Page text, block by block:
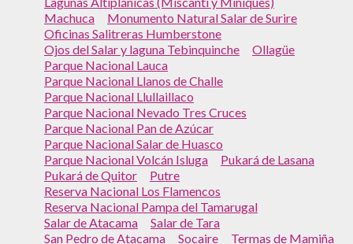
Machuca
Monumento Natural Salar de Surire
Oficinas Salitreras Humberstone
Ojos del Salar y laguna Tebinquinche
Ollagüe
Parque Nacional Lauca
Parque Nacional Llanos de Challe
Parque Nacional Llullaillaco
Parque Nacional Nevado Tres Cruces
Parque Nacional Pan de Azúcar
Parque Nacional Salar de Huasco
Parque Nacional Volcán Isluga
Pukará de Lasana
Pukará de Quitor
Putre
Reserva Nacional Los Flamencos
Reserva Nacional Pampa del Tamarugal
Salar de Atacama
Salar de Tara
San Pedro de Atacama
Socaire
Termas de Mamiña